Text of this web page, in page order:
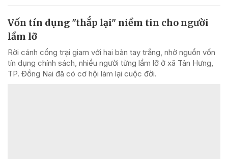
Vốn tín dụng "thắp lại" niềm tin cho người
lầm lỡ
Rời cánh cổng trại giam với hai bàn tay trắng, nhờ nguồn vốn
tín dụng chính sách, nhiều người từng lầm lỡ ở xã Tân Hưng,
TP. Đồng Nai đã có cơ hội làm lại cuộc đời.